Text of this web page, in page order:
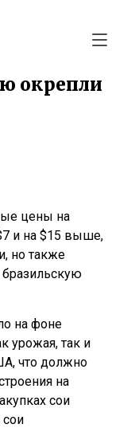
окрепли
цены на
и на $15 выше,
но также
на фоне
урожая, так и
что должно
на
сои